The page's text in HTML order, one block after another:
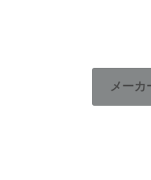
メーカ